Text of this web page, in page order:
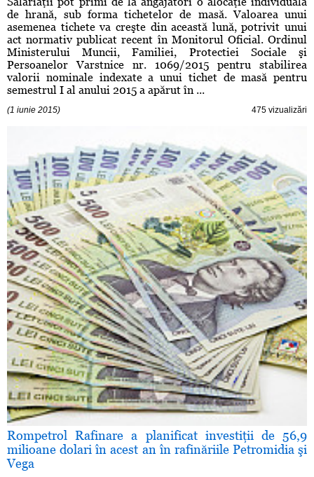
de hrană, sub forma tichetelor de masă. Valoarea unui
asemenea tichete va creşte din această lună, potrivit unui
act normativ publicat recent în Monitorul Oficial. Ordinul
Ministerului Muncii, Familiei, Protectiei Sociale şi
Persoanelor Varstnice nr. 1069/2015 pentru stabilirea
valorii nominale indexate a unui tichet de masă pentru
semestrul I al anului 2015 a apărut în ...
(1 iunie 2015) 475 vizualizări
Rompetrol Rafinare a planificat investiţii de 56,9
milioane dolari în acest an în rafinăriile Petromidia şi
Vega